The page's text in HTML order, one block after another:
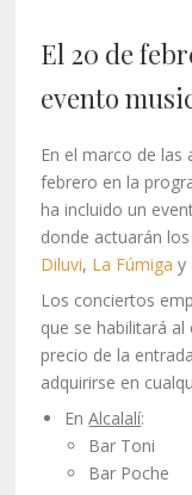
El 20 de
evento
En el marco de las
febrero en la
ha incluido un
donde actuarán
Diluvi, La Fúmiga y
Los conciertos
que se habilitará al
precio de la
adquirirse en
EnAlcalalí:
Bar Toni
Bar Poche